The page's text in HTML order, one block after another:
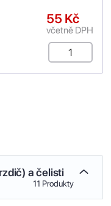
55 Kč
včetně DPH
a čelisti
11 Produkty